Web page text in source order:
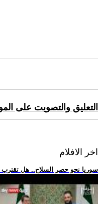
التعليق والتصويت على
اخر الافلام
.. سوريا نحو حصر السلاح.. هل تقترب